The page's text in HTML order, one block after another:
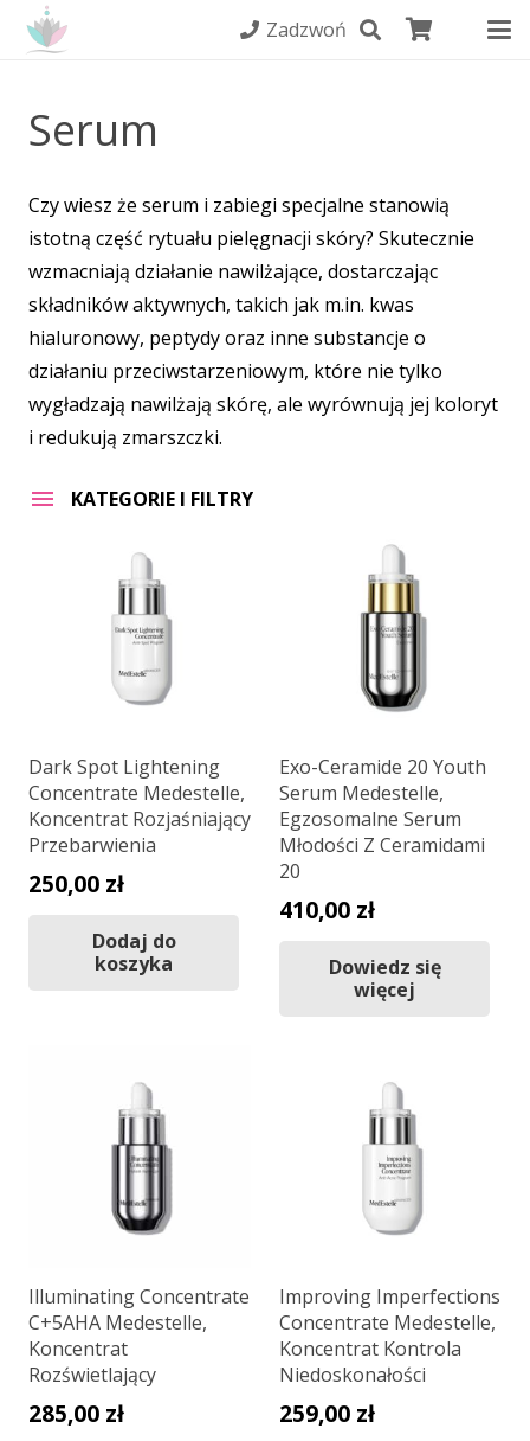
Zadzwoń
Serum
Czy wiesz że serum i zabiegi specjalne stanowią
istotną część rytuału pielęgnacji skóry? Skutecznie
wzmacniają działanie nawilżające, dostarczając
składników aktywnych, takich jak m.in. kwas
hialuronowy, peptydy oraz inne substancje o
działaniu przeciwstarzeniowym, które nie tylko
wygładzają nawilżają skórę, ale wyrównują jej koloryt
i redukują zmarszczki.
KATEGORIE I FILTRY
Dark Spot Lightening
Concentrate Medestelle,
Koncentrat Rozjaśniający
Przebarwienia
250,00 zł
Dodaj do
koszyka
Exo-Ceramide 20 Youth
Serum Medestelle,
Egzosomalne Serum
Młodości Z Ceramidami
20
410,00 zł
Dowiedz się
więcej
Illuminating Concentrate
C+5AHA Medestelle,
Koncentrat
Rozświetlający
285,00 zł
Improving Imperfections
Concentrate Medestelle,
Koncentrat Kontrola
Niedoskonałości
259,00 zł